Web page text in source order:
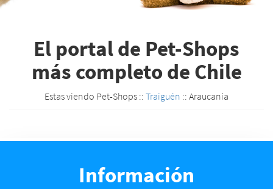
El portal de Pet-Shops
más completo de Chile
Estas viendo Pet-Shops :: Traiguén :: Araucanía
Información